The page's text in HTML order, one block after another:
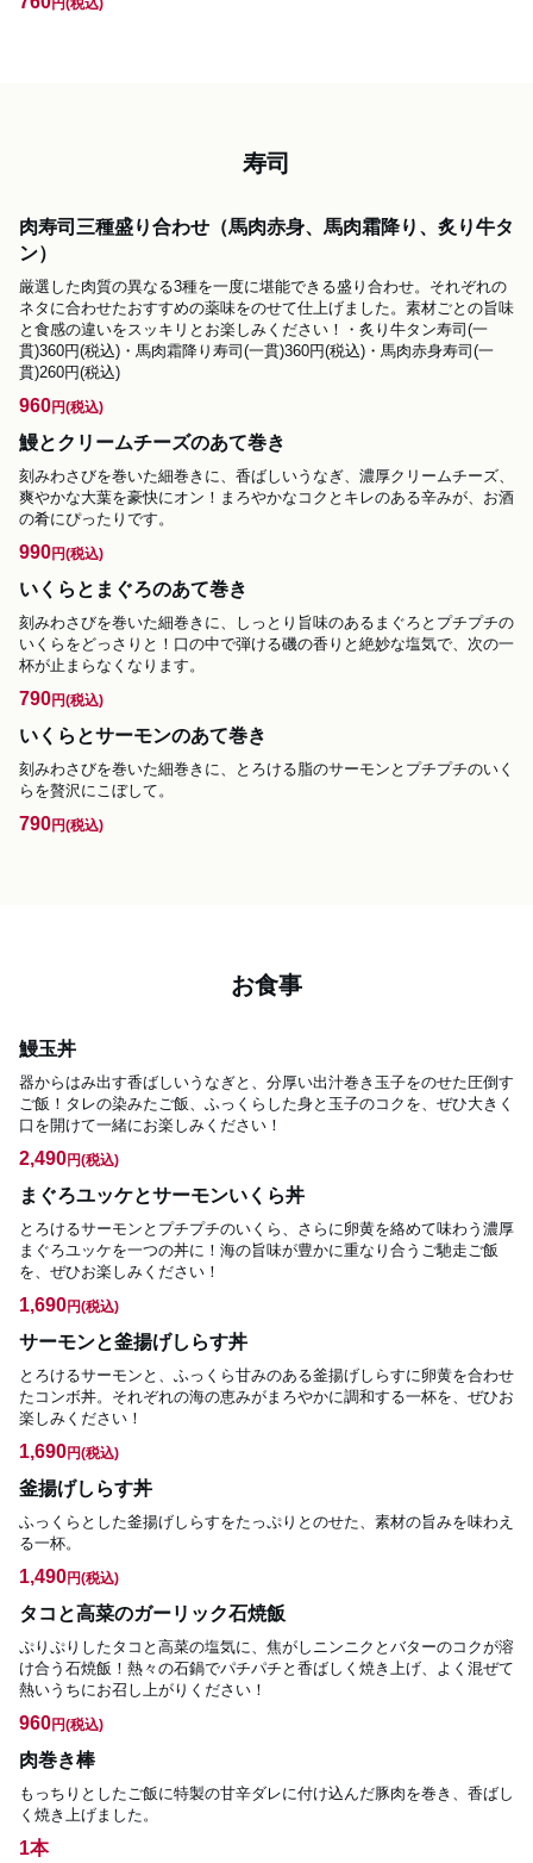
円(税込)
寿司
肉寿司三種盛り合わせ（馬肉赤身、馬肉霜降り、炙り牛タ
ン）
厳選した肉質の異なる3種を一度に堪能できる盛り合わせ。それぞれの
ネタに合わせたおすすめの薬味をのせて仕上げました。素材ごとの旨味
と食感の違いをスッキリとお楽しみください！・炙り牛タン寿司(一
貫)360円(税込)・馬肉霜降り寿司(一貫)360円(税込)・馬肉赤身寿司(一
貫)260円(税込)
960円(税込)
鰻とクリームチーズのあて巻き
刻みわさびを巻いた細巻きに、香ばしいうなぎ、濃厚クリームチーズ、
爽やかな大葉を豪快にオン！まろやかなコクとキレのある辛みが、お酒
の肴にぴったりです。
990円(税込)
いくらとまぐろのあて巻き
刻みわさびを巻いた細巻きに、しっとり旨味のあるまぐろとプチプチの
いくらをどっさりと！口の中で弾ける磯の香りと絶妙な塩気で、次の一
杯が止まらなくなります。
790円(税込)
いくらとサーモンのあて巻き
刻みわさびを巻いた細巻きに、とろける脂のサーモンとプチプチのいく
らを贅沢にこぼして。
790円(税込)
お食事
鰻玉丼
器からはみ出す香ばしいうなぎと、分厚い出汁巻き玉子をのせた圧倒す
ご飯！タレの染みたご飯、ふっくらした身と玉子のコクを、ぜひ大きく
口を開けて一緒にお楽しみください！
2,490円(税込)
まぐろユッケとサーモンいくら丼
とろけるサーモンとプチプチのいくら、さらに卵黄を絡めて味わう濃厚
まぐろユッケを一つの丼に！海の旨味が豊かに重なり合うご馳走ご飯
を、ぜひお楽しみください！
1,690円(税込)
サーモンと釜揚げしらす丼
とろけるサーモンと、ふっくら甘みのある釜揚げしらすに卵黄を合わせ
たコンボ丼。それぞれの海の恵みがまろやかに調和する一杯を、ぜひお
楽しみください！
1,690円(税込)
釜揚げしらす丼
ふっくらとした釜揚げしらすをたっぷりとのせた、素材の旨みを味わえ
る一杯。
1,490円(税込)
タコと高菜のガーリック石焼飯
ぷりぷりしたタコと高菜の塩気に、焦がしニンニクとバターのコクが溶
け合う石焼飯！熱々の石鍋でパチパチと香ばしく焼き上げ、よく混ぜて
熱いうちにお召し上がりください！
960円(税込)
肉巻き棒
もっちりとしたご飯に特製の甘辛ダレに付け込んだ豚肉を巻き、香ばし
く焼き上げました。
1本